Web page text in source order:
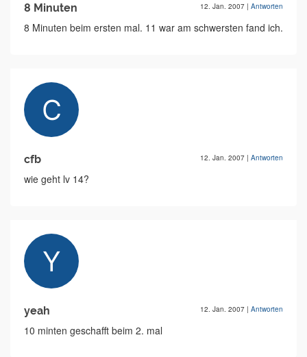
8 Minuten 12. Jan. 2007 | Antworten
8 Minuten beim ersten mal. 11 war am schwersten fand ich.
cfb 12. Jan. 2007 | Antworten
wie geht lv 14?
yeah 12. Jan. 2007 | Antworten
10 minten geschafft beim 2. mal